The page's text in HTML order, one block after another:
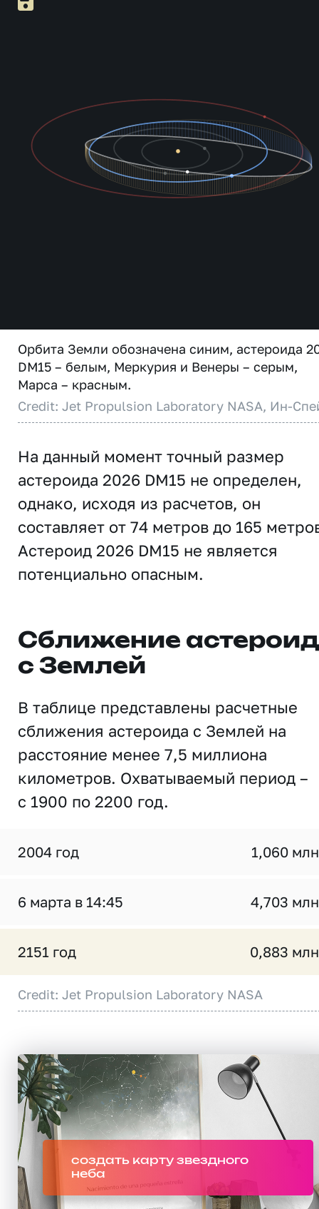
Орбита Земли обозначена синим, астероида
DM15 – белым, Меркурия и Венеры – серым,
Марса – красным.
Credit: Jet Propulsion Laboratory NASA, Ин-
На данный момент точный размер
астероида 2026 DM15 не определен,
однако, исходя из расчетов, он
составляет от 74 метров до 165
Астероид 2026 DM15 не является
потенциально опасным.
Сближение
с Землей
В таблице представлены расчетные
сближения астероида с Землей на
расстояние менее 7,5 миллиона
километров. Охватываемый период –
с 1900 по 2200 год.
2004 год 1,060
6 марта в 14:45 4,703
2151 год 0,883
Credit: Jet Propulsion Laboratory NASA
создать карту звездного
неба